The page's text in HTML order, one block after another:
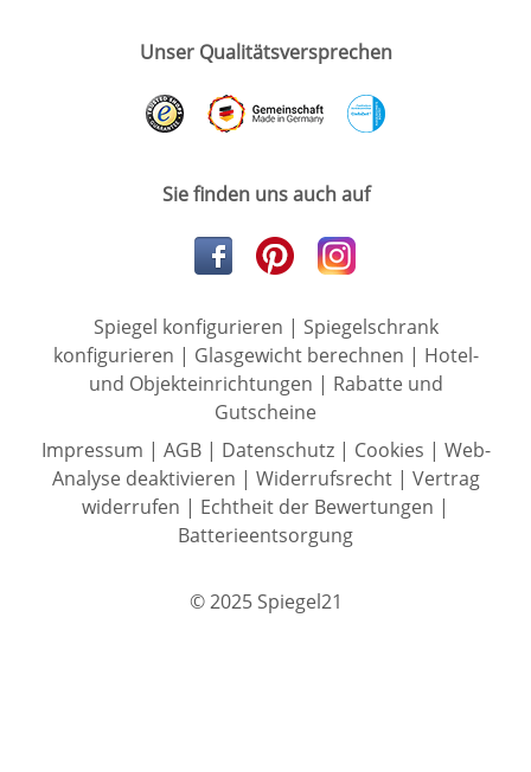
Unser Qualitätsversprechen
Sie finden uns auch auf
Spiegel konfigurieren | Spiegelschrank
konfigurieren | Glasgewicht berechnen | Hotel-
und Objekteinrichtungen | Rabatte und
Gutscheine
Impressum | AGB| Datenschutz| Cookies | Web-
Analyse deaktivieren | Widerrufsrecht| Vertrag
widerrufen | Echtheit der Bewertungen |
Batterieentsorgung
© 2025 Spiegel21